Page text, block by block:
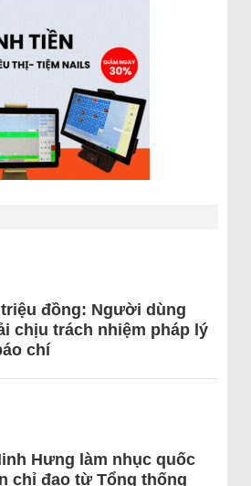
đồng: Người dùng
chịu trách nhiệm pháp lý
chí
Hưng làm nhục quốc
chỉ đạo từ Tổng thống